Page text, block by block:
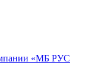
«МБ РУС